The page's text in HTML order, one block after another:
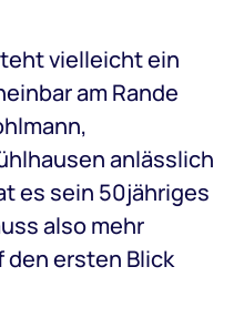
vielleicht ein
am Rande
anlässlich
es sein 50jähriges
also mehr
ersten Blick